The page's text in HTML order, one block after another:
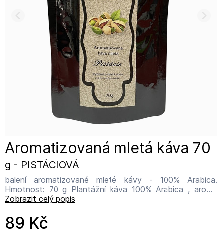
Aromatizovaná mletá káva 70
g - PISTÁCIOVÁ
balení aromatizované mleté kávy - 100% Arabica.
Hmotnost: 70 g Plantážní káva 100% Arabica , aroma
pistáciové 2%. Trvanlivost: 12/2027 Vakuováno. Vyrábí:
Zobrazit celý popis
89 Kč